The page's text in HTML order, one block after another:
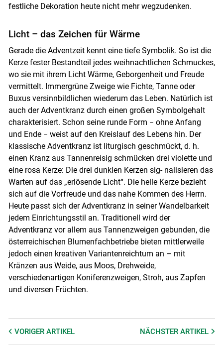
festliche Dekoration heute nicht mehr wegzudenken.
Licht – das Zeichen für Wärme
Gerade die Adventzeit kennt eine tiefe Symbolik. So ist die
Kerze fester Bestandteil jedes weihnachtlichen Schmuckes,
wo sie mit ihrem Licht Wärme, Geborgenheit und Freude
vermittelt. Immergrüne Zweige wie Fichte, Tanne oder
Buxus versinnbildlichen wiederum das Leben. Natürlich ist
auch der Adventkranz durch einen großen Symbolgehalt
charakterisiert. Schon seine runde Form − ohne Anfang
und Ende − weist auf den Kreislauf des Lebens hin. Der
klassische Adventkranz ist liturgisch geschmückt, d. h.
einen Kranz aus Tannenreisig schmücken drei violette und
eine rosa Kerze: Die drei dunklen Kerzen sig- nalisieren das
Warten auf das „erlösende Licht“. Die helle Kerze bezieht
sich auf die Vorfreude und das nahe Kommen des Herrn.
Heute passt sich der Adventkranz in seiner Wandelbarkeit
jedem Einrichtungsstil an. Traditionell wird der
Adventkranz vor allem aus Tannenzweigen gebunden, die
österreichischen Blumenfachbetriebe bieten mittlerweile
jedoch einen kreativen Variantenreichtum an – mit
Kränzen aus Weide, aus Moos, Drehweide,
verschiedenartigen Koniferenzweigen, Stroh, aus Zapfen
und diversen Früchten.
VORIGER ARTIKEL NÄCHSTERARTIKEL